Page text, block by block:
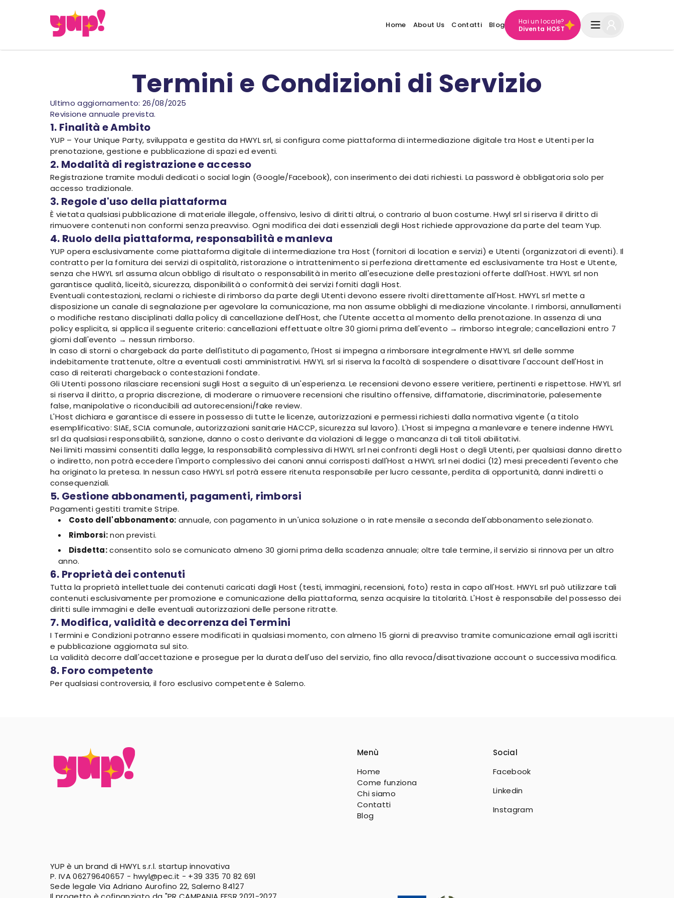
Home About Us Contatti Blog
Hai un locale?
Diventa HOST
Termini e Condizioni di Servizio
Ultimo aggiornamento: 26/08/2025
Revisione annuale prevista.
1. Finalità e Ambito
YUP – Your Unique Party, sviluppata e gestita da HWYL srl, si configura come piattaforma di intermediazione digitale tra Host e Utenti per la
prenotazione, gestione e pubblicazione di spazi ed eventi.
2. Modalità di registrazione e accesso
Registrazione tramite moduli dedicati o social login (Google/Facebook), con inserimento dei dati richiesti. La password è obbligatoria solo per
accesso tradizionale.
3. Regole d'uso della piattaforma
È vietata qualsiasi pubblicazione di materiale illegale, offensivo, lesivo di diritti altrui, o contrario al buon costume. Hwyl srl si riserva il diritto di
rimuovere contenuti non conformi senza preavviso. Ogni modifica dei dati essenziali degli Host richiede approvazione da parte del team Yup.
4. Ruolo della piattaforma, responsabilità e manleva
YUP opera esclusivamente come piattaforma digitale di intermediazione tra Host (fornitori di location e servizi) e Utenti (organizzatori di eventi). Il
contratto per la fornitura dei servizi di ospitalità, ristorazione o intrattenimento si perfeziona direttamente ed esclusivamente tra Host e Utente,
senza che HWYL srl assuma alcun obbligo di risultato o responsabilità in merito all'esecuzione delle prestazioni offerte dall'Host. HWYL srl non
garantisce qualità, liceità, sicurezza, disponibilità o conformità dei servizi forniti dagli Host.
Eventuali contestazioni, reclami o richieste di rimborso da parte degli Utenti devono essere rivolti direttamente all'Host. HWYL srl mette a
disposizione un canale di segnalazione per agevolare la comunicazione, ma non assume obblighi di mediazione vincolante. I rimborsi, annullamenti
o modifiche restano disciplinati dalla policy di cancellazione dell'Host, che l'Utente accetta al momento della prenotazione. In assenza di una
policy esplicita, si applica il seguente criterio: cancellazioni effettuate oltre 30 giorni prima dell'evento → rimborso integrale; cancellazioni entro 7
giorni dall'evento → nessun rimborso.
In caso di storni o chargeback da parte dell'istituto di pagamento, l'Host si impegna a rimborsare integralmente HWYL srl delle somme
indebitamente trattenute, oltre a eventuali costi amministrativi. HWYL srl si riserva la facoltà di sospendere o disattivare l'account dell'Host in
caso di reiterati chargeback o contestazioni fondate.
Gli Utenti possono rilasciare recensioni sugli Host a seguito di un'esperienza. Le recensioni devono essere veritiere, pertinenti e rispettose. HWYL srl
si riserva il diritto, a propria discrezione, di moderare o rimuovere recensioni che risultino offensive, diffamatorie, discriminatorie, palesemente
false, manipolative o riconducibili ad autorecensioni/fake review.
L'Host dichiara e garantisce di essere in possesso di tutte le licenze, autorizzazioni e permessi richiesti dalla normativa vigente (a titolo
esemplificativo: SIAE, SCIA comunale, autorizzazioni sanitarie HACCP, sicurezza sul lavoro). L'Host si impegna a manlevare e tenere indenne HWYL
srl da qualsiasi responsabilità, sanzione, danno o costo derivante da violazioni di legge o mancanza di tali titoli abilitativi.
Nei limiti massimi consentiti dalla legge, la responsabilità complessiva di HWYL srl nei confronti degli Host o degli Utenti, per qualsiasi danno diretto
o indiretto, non potrà eccedere l'importo complessivo dei canoni annui corrisposti dall'Host a HWYL srl nei dodici (12) mesi precedenti l'evento che
ha originato la pretesa. In nessun caso HWYL srl potrà essere ritenuta responsabile per lucro cessante, perdita di opportunità, danni indiretti o
consequenziali.
5. Gestione abbonamenti, pagamenti, rimborsi
Pagamenti gestiti tramite Stripe.
Costo dell'abbonamento: annuale, con pagamento in un'unica soluzione o in rate mensile a seconda dell'abbonamento selezionato.
Rimborsi:non previsti.
Disdetta:consentito solo se comunicato almeno 30 giorni prima della scadenza annuale; oltre tale termine, il servizio si rinnova per un altro
anno.
6. Proprietà dei contenuti
Tutta la proprietà intellettuale dei contenuti caricati dagli Host (testi, immagini, recensioni, foto) resta in capo all'Host. HWYL srl può utilizzare tali
contenuti esclusivamente per promozione e comunicazione della piattaforma, senza acquisire la titolarità. L'Host è responsabile del possesso dei
diritti sulle immagini e delle eventuali autorizzazioni delle persone ritratte.
7. Modifica, validità e decorrenza dei Termini
I Termini e Condizioni potranno essere modificati in qualsiasi momento, con almeno 15 giorni di preavviso tramite comunicazione email agli iscritti
e pubblicazione aggiornata sul sito.
La validità decorre dall'accettazione e prosegue per la durata dell'uso del servizio, fino alla revoca/disattivazione account o successiva modifica.
8. Foro competente
Per qualsiasi controversia, il foro esclusivo competente è Salerno.
Menù
Home
Come funziona
Chi siamo
Contatti
Blog
Social
Facebook
Linkedin
Instagram
YUP è un brand di HWYL s.r.l. startup innovativa
P. IVA 06279640657 - hwyl@pec.it - +39 335 70 82 691
Sede legale Via Adriano Aurofino 22, Salerno 84127